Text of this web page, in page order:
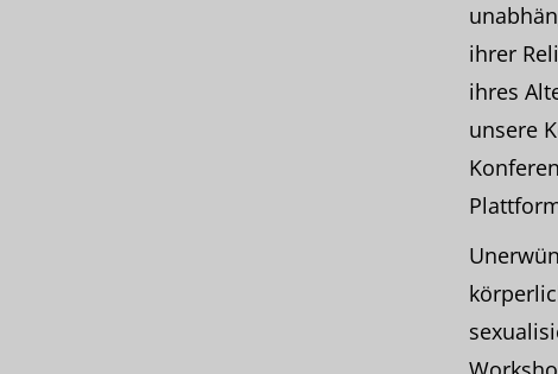
ihrer
ihres
unsere